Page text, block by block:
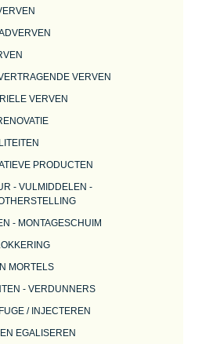
VERVEN
VERVEN
PRODUCTEN
- VULMIDDELEN -
- MONTAGESCHUIM
MORTELS
- VERDUNNERS
/ INJECTEREN
EGALISEREN